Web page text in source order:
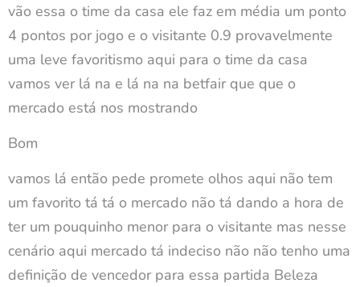
vão essa o time da casa ele faz em média um ponto
4 pontos por jogo e o visitante 0.9 provavelmente
uma leve favoritismo aqui para o time da casa
vamos ver lá na e lá na na betfair que que o
mercado está nos mostrando
Bom
vamos lá então pede promete olhos aqui não tem
um favorito tá tá o mercado não tá dando a hora de
ter um pouquinho menor para o visitante mas nesse
cenário aqui mercado tá indeciso não não tenho uma
definição de vencedor para essa partida Beleza